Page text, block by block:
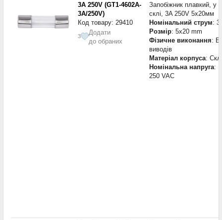
3A 250V (GT1-4602A-
3A/250V)
Код товару: 29410
3
Додати
до обраних
Запобіжник плавкий, у
склі, 3A 250V 5х20мм
Номінальний струм: 3
Розмір: 5x20 mm
Фізичне виконання:
виводів
Матеріал корпуса:
Номінальна напруга:
250 VAC